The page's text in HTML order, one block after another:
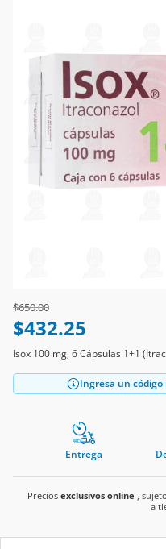
Price reduced from
$650.00to
$432.25
Isox 100 mg, 6 Cápsulas 1+1
Ingresa un código
Entrega
Precios exclusivos online ,
a